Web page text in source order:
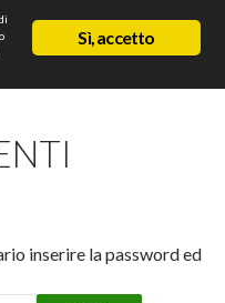
inserire la password ed
Sì, accetto